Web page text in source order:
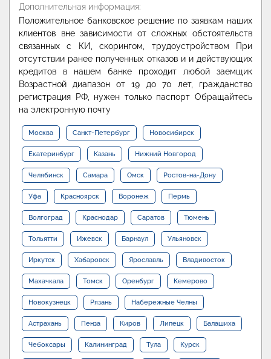
Дополнительная информация:
Положительное банковское решение по заявкам наших
клиентов вне зависимости от сложных обстоятельств
связанных с КИ, скорингом, трудоустройством При
отсутствии ранее полученных отказов и и действующих
кредитов в нашем банке проходит любой заемщик
Возрастной диапазон от 19 до 70 лет, гражданство
регистрация РФ, нужен только паспорт Обращайтесь
на электронную почту
Москва Санкт-Петербург Новосибирск
Екатеринбург Казань Нижний Новгород
Челябинск Самара Омск Ростов-на-Дону
Уфа Красноярск Воронеж Пермь
Волгоград Краснодар Саратов Тюмень
Тольятти Ижевск Барнаул Ульяновск
Иркутск Хабаровск Ярославль Владивосток
Махачкала Томск Оренбург Кемерово
Новокузнецк Рязань Набережные Челны
Астрахань Пенза Киров Липецк Балашиха
Чебоксары Калининград Тула Курск